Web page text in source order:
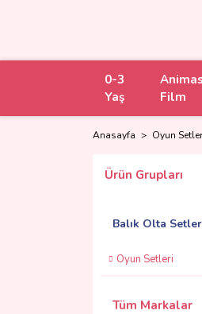
0-3
Yaş
Film
Anasayfa Oyun
Ürün Grupları
Balık Olta
Oyun Setleri
Tüm Markalar